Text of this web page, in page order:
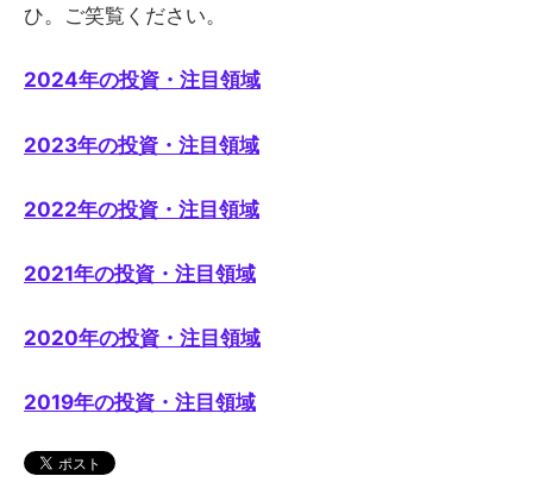
ひ。ご笑覧ください。
2024年の投資・注目領域
2023年の投資・注目領域
2022年の投資・注目領域
2021年の投資・注目領域
2020年の投資・注目領域
2019年の投資・注目領域